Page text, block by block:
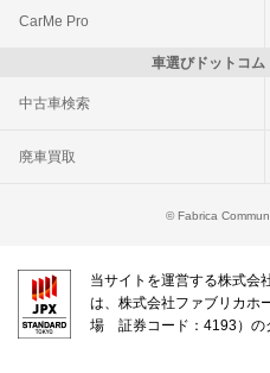
CarMe Pro
車選びドットコム
中古車検索
廃車買取
© Fabrica
当サイトを運営する株式会
は、株式会社ファブリカホ
場 証券コード：4193）の